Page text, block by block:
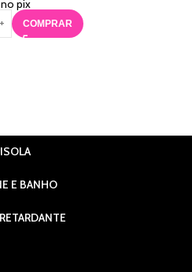
no pix
COMPRAR
E BANHO